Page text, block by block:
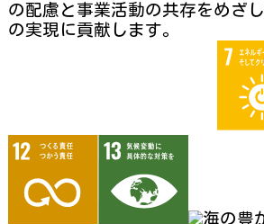
の配慮と事業活動の共存をめざし
の実現に貢献します。